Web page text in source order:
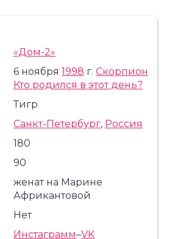
«Дом-2»
6 ноября1998 г.Скорпион
Кто родился в этот день?
Тигр
Санкт-Петербург, Россия
180
90
женат на Марине
Африкантовой
Нет
Инстаграмм–VK